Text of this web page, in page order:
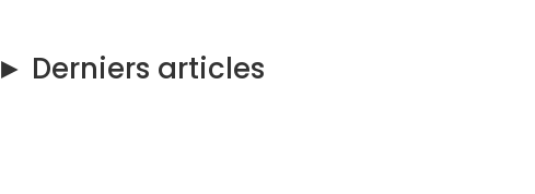
► Derniers articles